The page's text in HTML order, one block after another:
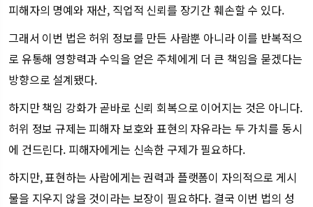
피해자의 명예와 재산, 직업적 신뢰를 장기간 훼손할 수 있다.
그래서 이번 법은 허위 정보를 만든 사람뿐 아니라 이를 반복적으
로 유통해 영향력과 수익을 얻은 주체에게 더 큰 책임을 묻겠다는
방향으로 설계됐다.
하지만 책임 강화가 곧바로 신뢰 회복으로 이어지는 것은 아니다.
허위 정보 규제는 피해자 보호와 표현의 자유라는 두 가치를 동시
에 건드린다. 피해자에게는 신속한 구제가 필요하다.
하지만, 표현하는 사람에게는 권력과 플랫폼이 자의적으로 게시
물을 지우지 않을 것이라는 보장이 필요하다. 결국 이번 법의 성